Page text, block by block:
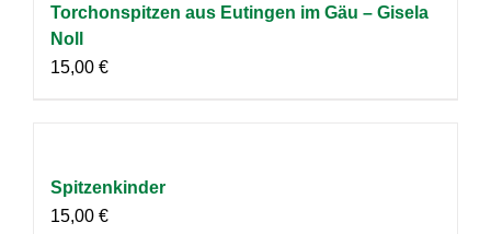
Torchonspitzen aus Eutingen im Gäu – Gisela
Noll
15,00 €
Spitzenkinder
15,00 €